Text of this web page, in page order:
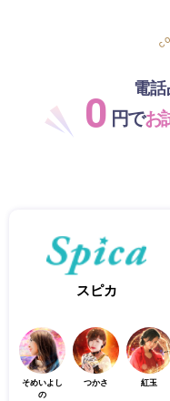
電話
0 円でお
スピカ
そめいよし
の
つかさ 紅玉